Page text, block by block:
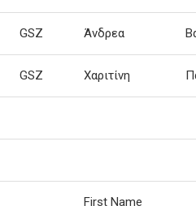
GSZ Άνδρεα
GSZ Χαριτίνη
First Name